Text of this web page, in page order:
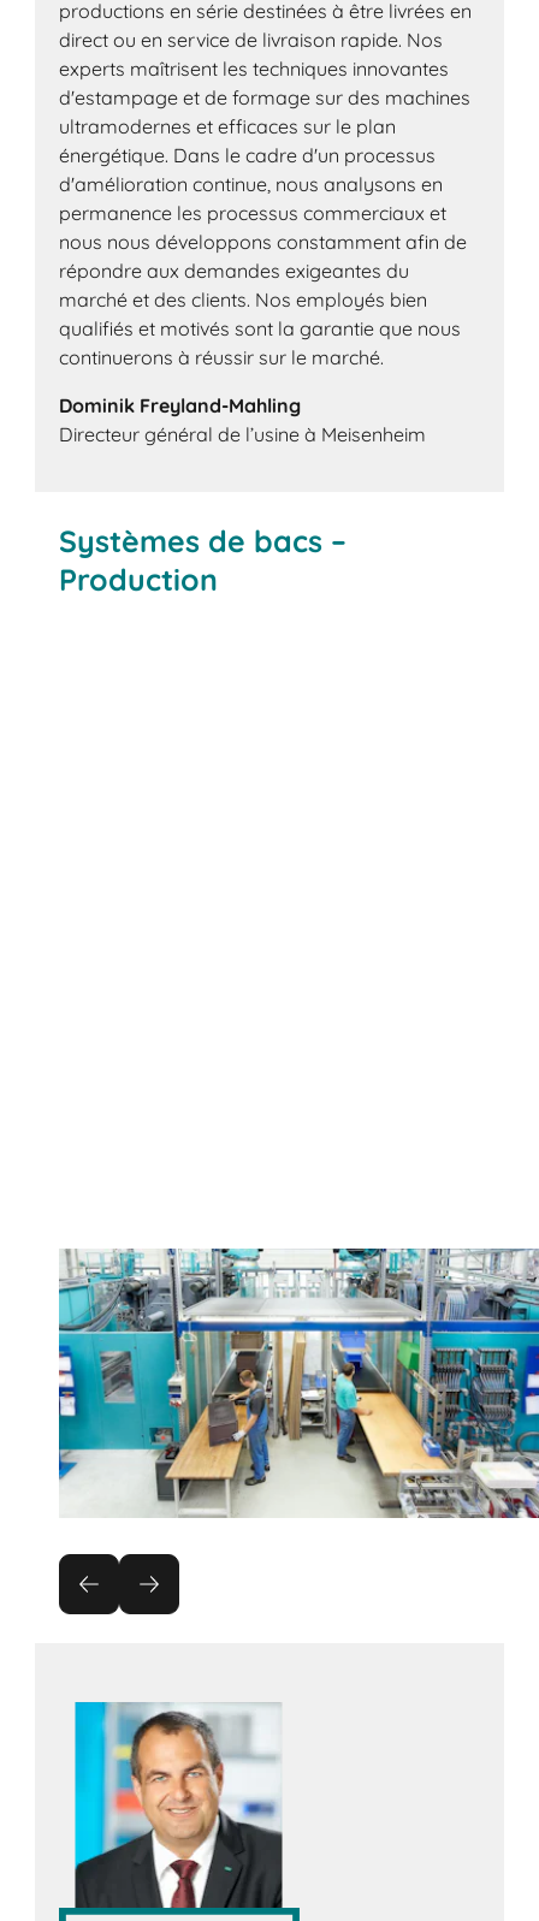
productions en série destinées à être livrées en
direct ou en service de livraison rapide. Nos
experts maîtrisent les techniques innovantes
d'estampage et de formage sur des machines
ultramodernes et efficaces sur le plan
énergétique. Dans le cadre d'un processus
d'amélioration continue, nous analysons en
permanence les processus commerciaux et
nous nous développons constamment afin de
répondre aux demandes exigeantes du
marché et des clients. Nos employés bien
qualifiés et motivés sont la garantie que nous
continuerons à réussir sur le marché.
Dominik Freyland-Mahling
Directeur général de l’usine à Meisenheim
Systèmes de bacs –
Production